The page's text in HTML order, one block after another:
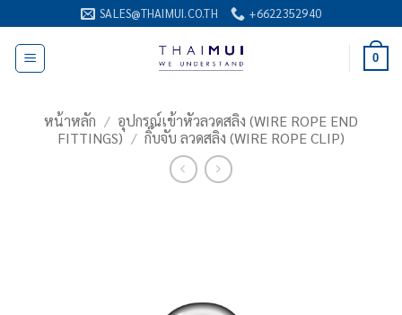
ไป
เนื้อหา
SALES@THAIMUI.CO.TH +6622352940
0
หน้าหลัก / อุปกรณ์เข้าหัวลวดสลิง (WIRE ROPE END
FITTINGS) / กิ๊บจับ ลวดสลิง (WIRE ROPE CLIP)